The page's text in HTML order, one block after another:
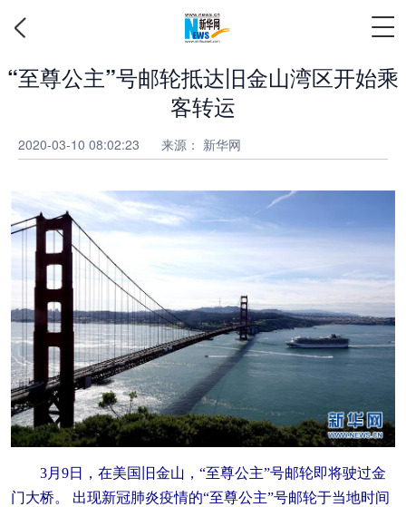
“至尊公主”号邮轮抵达旧金山湾区开始乘
客转运
2020-03-10 08:02:23 来源： 新华网
3月9日，在美国旧金山，“至尊公主”号邮轮即将驶过金
门大桥。 出现新冠肺炎疫情的“至尊公主”号邮轮于当地时间